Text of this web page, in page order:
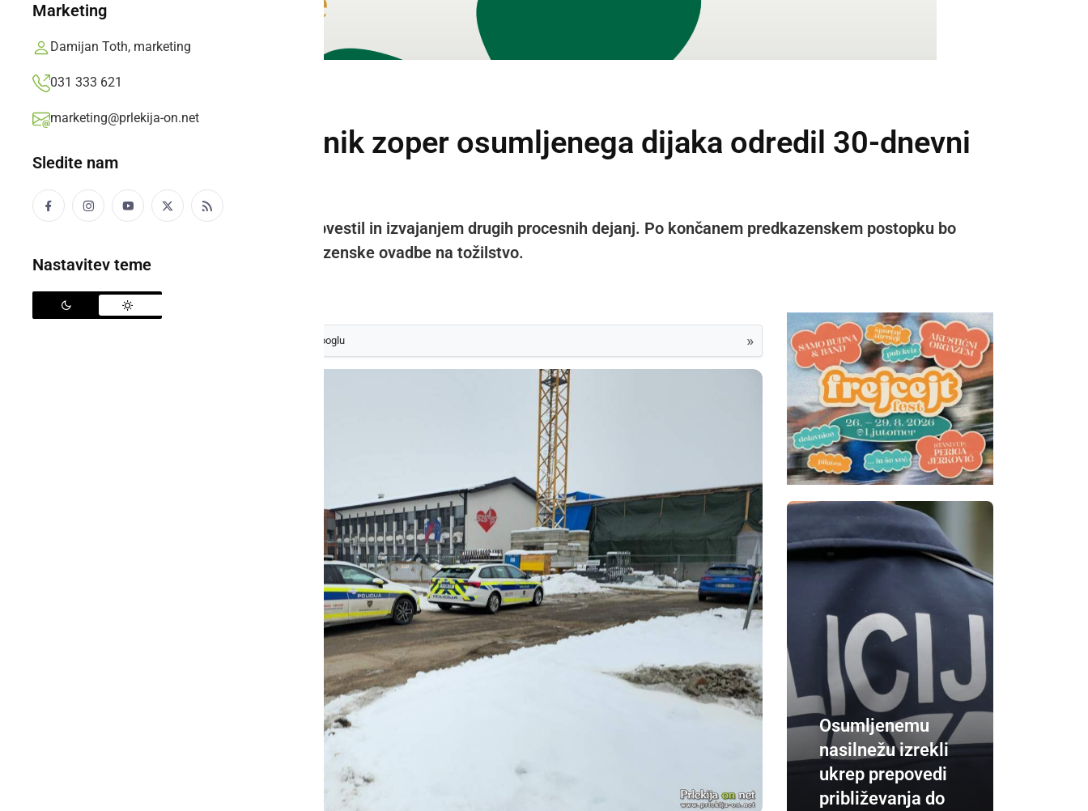
Marketing
Damijan Toth, marketing
031 333 621
marketing@prlekija-on.net
Sledite nam
Nastavitev teme
Preiskovalni sodnik zoper osumljenega dijaka odredil 30-dnevni
pripor
Policija nadaljuje z zbiranjem obvestil in izvajanjem drugih procesnih dejanj. Po končanem predkazenskem postopku bo
podano poročilo v dopolnitev kazenske ovadbe na tožilstvo.
kot svoj prednostni vir na Googlu »
Osumljenemu
nasilnežu izrekli
ukrep prepovedi
približevanja do